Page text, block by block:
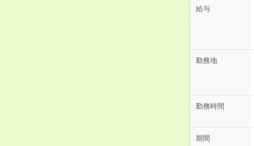
給与
勤務地
勤務時間
期間